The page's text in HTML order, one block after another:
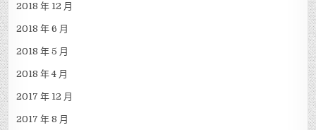
2018 年 12 月
2018 年 6 月
2018 年 5 月
2018 年 4 月
2017 年 12 月
2017 年 8 月